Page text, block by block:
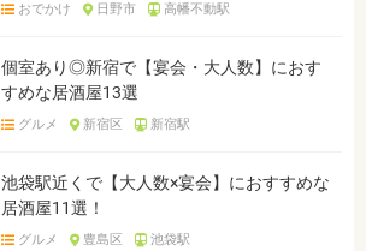
おでかけ 日野市 高幡不動駅
個室あり◎新宿で【宴会・大人数】におす
すめな居酒屋13選
グルメ 新宿区 新宿駅
池袋駅近くで【大人数×宴会】におすすめな
居酒屋11選！
グルメ 豊島区 池袋駅